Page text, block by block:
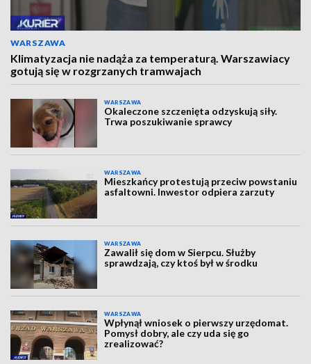
WARSZAWA
Klimatyzacja nie nadąża za temperaturą. Warszawiacy
gotują się w rozgrzanych tramwajach
WARSZAWA
Okaleczone szczenięta odzyskują siły.
Trwa poszukiwanie sprawcy
WARSZAWA
Mieszkańcy protestują przeciw powstaniu
asfaltowni. Inwestor odpiera zarzuty
WARSZAWA
Zawalił się dom w Sierpcu. Służby
sprawdzają, czy ktoś był w środku
WARSZAWA
Wpłynął wniosek o pierwszy urzędomat.
Pomysł dobry, ale czy uda się go
zrealizować?